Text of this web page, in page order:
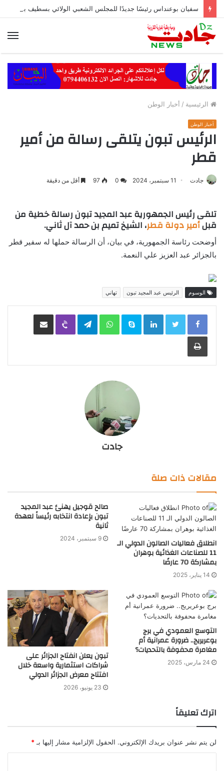
سفيان بوعنداس رئيسًا جديدًا للمجلس الشعبي الولائي بسطيف بالأغلبية
الرئيسية / أخبار الوطن
أخبار الوطن
الرئيس تبون يتلقى رسالة من أمير
قطر
جادت 11 سبتمبر، 2024 0
97 أقل من دقيقة
تلقى رئيس الجمهورية عبد المجيد تبون رسالة خطية من
قبلأمير دولة قطر، الشيخ تميم بن حمد آل ثاني.
أوضحت رئاسة الجمهورية، في بيان، أن الرسالة حملها له سفير قطر
بالجزائر عبد العزيز علي النعمة.
الوسوم الرئيس عبد المجيد تبون تهاني
LinkedIn
Skype
WhatsApp
Telegram
Viber مشاركة عبر البريد
طباعة
جادت
مقالات ذات صلة
انطلاق فعاليات الصالون الدولي الـ
11 للصناعات الغذائية بوهران
بمشاركة 70 عارضًا
14 يناير، 2025
صالح قوجيل يهنئ عبد المجيد
تبون بإعادة انتخابه رئيساً لعهدة
ثانية
9 سبتمبر، 2024
التوسع العمودي في برج
بوعريريج.. ضرورة عمرانية أم
مغامرة محفوفة بالتحديات؟
24 مارس، 2025 تبون يعلن انفتاح الجزائر على
شراكات استثمارية واسعة خلال
افتتاح معرض الجزائر الدولي
23 يونيو، 2026
اترك تعليقاً
لن يتم نشر عنوان بريدك الإلكتروني. الحقول الإلزامية مشار إليها بـ *